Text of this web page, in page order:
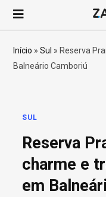
Início »Sul » Reserva
Balneário Camboriú
SUL
Reserva
charme e
em